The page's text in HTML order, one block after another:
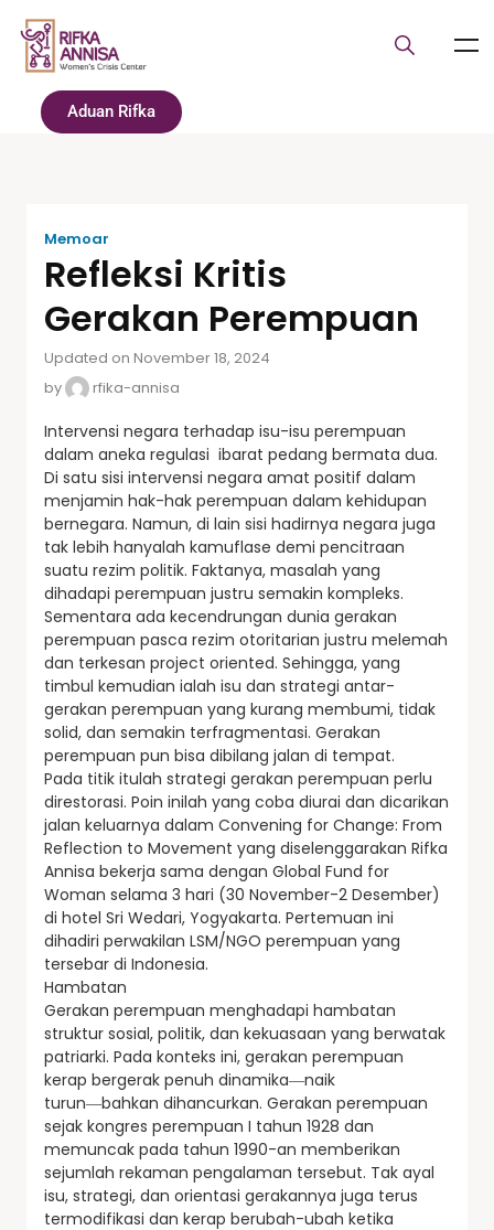
Aduan Rifka
Memoar
Refleksi Kritis
Gerakan Perempuan
Updated on November 18, 2024
by
rfika-annisa
Intervensi negara terhadap isu-isu perempuan
dalam aneka regulasi ibarat pedang bermata dua.
Di satu sisi intervensi negara amat positif dalam
menjamin hak-hak perempuan dalam kehidupan
bernegara. Namun, di lain sisi hadirnya negara juga
tak lebih hanyalah kamuflase demi pencitraan
suatu rezim politik. Faktanya, masalah yang
dihadapi perempuan justru semakin kompleks.
Sementara ada kecendrungan dunia gerakan
perempuan pasca rezim otoritarian justru melemah
dan terkesan project oriented. Sehingga, yang
timbul kemudian ialah isu dan strategi antar-
gerakan perempuan yang kurang membumi, tidak
solid, dan semakin terfragmentasi. Gerakan
perempuan pun bisa dibilang jalan di tempat.
Pada titik itulah strategi gerakan perempuan perlu
direstorasi. Poin inilah yang coba diurai dan dicarikan
jalan keluarnya dalam Convening for Change: From
Reflection to Movement yang diselenggarakan Rifka
Annisa bekerja sama dengan Global Fund for
Woman selama 3 hari (30 November-2 Desember)
di hotel Sri Wedari, Yogyakarta. Pertemuan ini
dihadiri perwakilan LSM/NGO perempuan yang
tersebar di Indonesia.
Hambatan
Gerakan perempuan menghadapi hambatan
struktur sosial, politik, dan kekuasaan yang berwatak
patriarki. Pada konteks ini, gerakan perempuan
kerap bergerak penuh dinamika―naik
turun―bahkan dihancurkan. Gerakan perempuan
sejak kongres perempuan I tahun 1928 dan
memuncak pada tahun 1990-an memberikan
sejumlah rekaman pengalaman tersebut. Tak ayal
isu, strategi, dan orientasi gerakannya juga terus
termodifikasi dan kerap berubah-ubah ketika